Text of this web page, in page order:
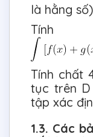
là hằng
Tính chất
tục trên
tập xác
1.3. Các